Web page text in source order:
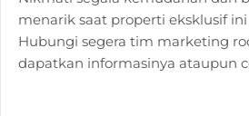
menarik saat properti eksklusif
Hubungi segera tim marketing
dapatkan informasinya ataupun